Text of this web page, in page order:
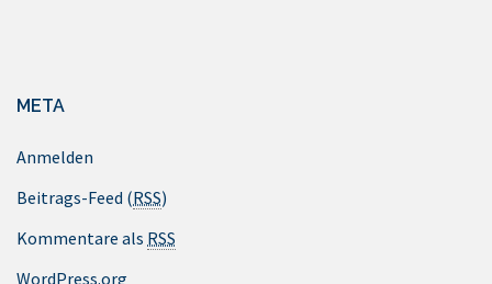
META
Anmelden
Beitrags-Feed (RSS)
Kommentare als RSS
WordPress.org